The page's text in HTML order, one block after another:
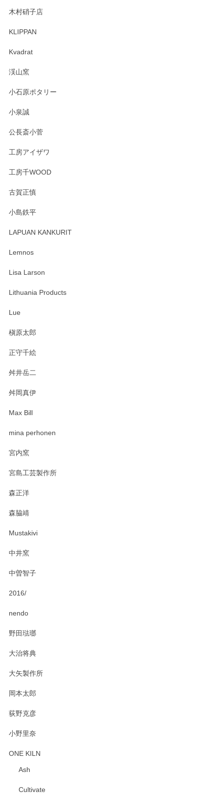
淡いグリーンのカラーがとても可愛いです❤️ ありがとうござ
す。 素敵な湯呑みでとても気に入りました。 発送も早く、
たm(_)m
います。無事に届いたようで安心いたしまし
おかけしました。 ありがとうございます。
木村硝子店
KLIPPAN
Kvadrat
渓山窯
小石原ポタリー
小泉誠
公長斎小菅
工房アイザワ
工房千WOOD
古賀正慎
小島鉄平
LAPUAN KANKURIT
Lemnos
Lisa Larson
Lithuania Products
Lue
槇原太郎
正守千絵
舛井岳二
舛岡真伊
Max Bill
mina perhonen
宮内窯
宮島工芸製作所
森正洋
森脇靖
Mustakivi
中井窯
中曽智子
2016/
nendo
野田琺瑯
大治将典
大矢製作所
岡本太郎
荻野克彦
小野里奈
ONE KILN
Ash
Cultivate